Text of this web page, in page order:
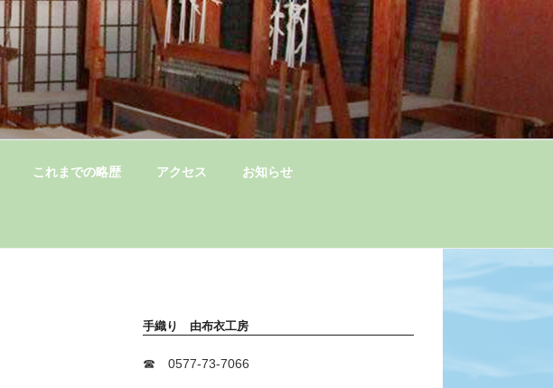
これまでの略歴 アクセス お知らせ
手織り 由布衣工房
☎ 0577-73-7066